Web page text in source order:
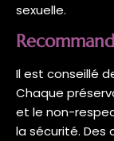
sexuelle.
Il est conseillé
Chaque
et le non-
la sécurité. Des